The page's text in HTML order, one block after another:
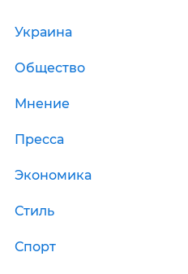
Украина
Общество
Мнение
Пресса
Экономика
Стиль
Спорт